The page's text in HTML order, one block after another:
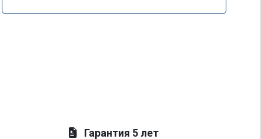
Гарантия 5 лет